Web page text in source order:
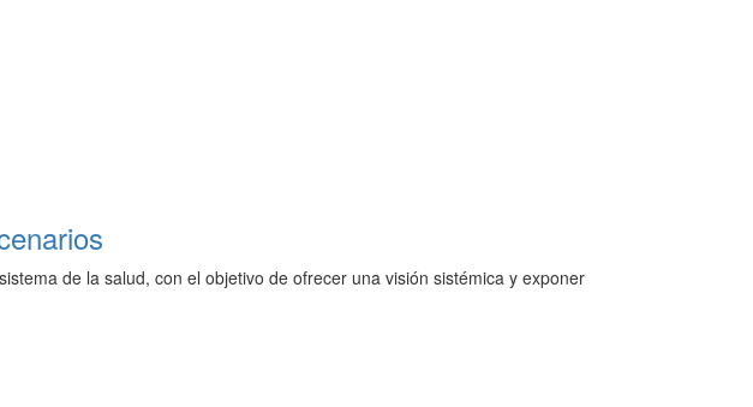
de la salud, con el objetivo de ofrecer una visión sistémica y exponer